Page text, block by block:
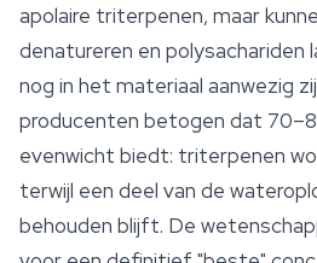
apolaire triterpenen, maar
denatureren en polysachariden
nog in het materiaal aanwezig
producenten betogen dat
evenwicht biedt: triterpenen
terwijl een deel van de
behouden blijft. De